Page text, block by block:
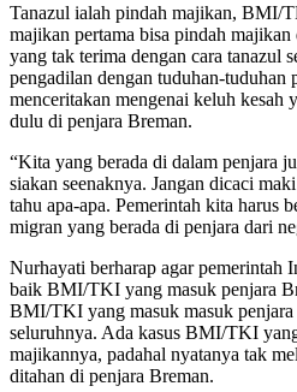
Tanazul ialah pindah majikan, BMI/
majikan pertama bisa pindah
yang tak terima dengan cara tanazul
pengadilan dengan tuduhan-tuduhan
menceritakan mengenai keluh kesah
dulu di penjara Breman.
“Kita yang berada di dalam penjara
siakan seenaknya. Jangan dicaci
tahu apa-apa. Pemerintah kita harus
migran yang berada di penjara dari
Nurhayati berharap agar pemerintah
baik BMI/TKI yang masuk penjara
BMI/TKI yang masuk masuk penjara
seluruhnya. Ada kasus BMI/TKI
majikannya, padahal nyatanya tak
ditahan di penjara Breman.